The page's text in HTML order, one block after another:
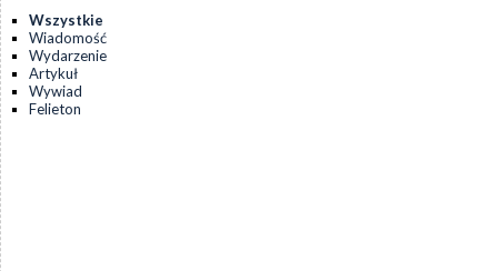
Wszystkie
Wiadomość
Wydarzenie
Artykuł
Wywiad
Felieton